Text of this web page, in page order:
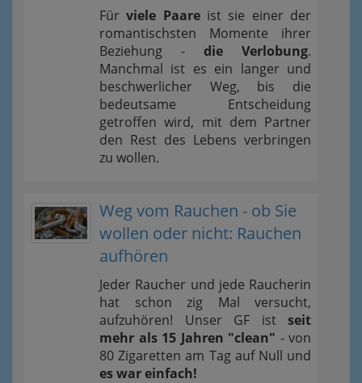
Fürviele Paareist sie einer der
romantischsten Momente ihrer
Beziehung - die Verlobung.
Manchmal ist es ein langer und
beschwerlicher Weg, bis die
bedeutsame Entscheidung
getroffen wird, mit dem Partner
den Rest des Lebens verbringen
zu wollen.
Weg vom Rauchen - ob Sie
wollen oder nicht: Rauchen
aufhören
Jeder Raucher und jede Raucherin
hat schon zig Mal versucht,
aufzuhören! Unser GF ist seit
mehr als 15 Jahren "clean" - von
80 Zigaretten am Tag auf Null und
es war einfach!